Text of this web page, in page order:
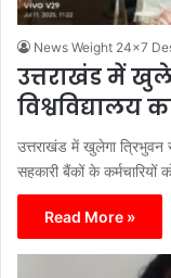
News Weight 24x7
उत्तराखंड में
विश्वविद्यालय
उत्तराखंड में खुलेगा त्रिभुवन
सहकारी बैंकों के कर्मचारियों
Read More »